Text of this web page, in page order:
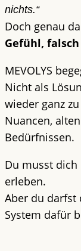
nichts.“
Doch genau
Gefühl,
MEVOLYS
Nicht als
wieder ganz
Nuancen,
Bedürfnissen.
Du musst dich
erleben.
Aber du darfst
System dafür